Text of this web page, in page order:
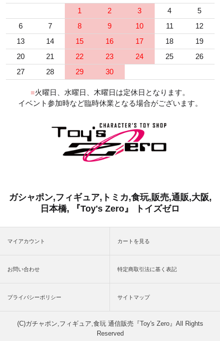
1
2 3 4
5
6
7 8 9 10 11
12
13
14 15 16 17 18
19
20
21 22 23 24 25
26
27
28 29 30
■火曜日、水曜日、木曜日は定休日となります。
イベント参加時など臨時休業となる場合がございます。
ガシャポン,フィギュア,トミカ,食玩,販売,通販,大阪,
日本橋, 『Toy's Zero』 トイズゼロ
マイアカウント カートを見る
お問い合わせ 特定商取引法に基く表記
プライバシーポリシー サイトマップ
(C)ガチャポン,フィギュア,食玩 通信販売『Toy's Zero』All Rights
Reserved